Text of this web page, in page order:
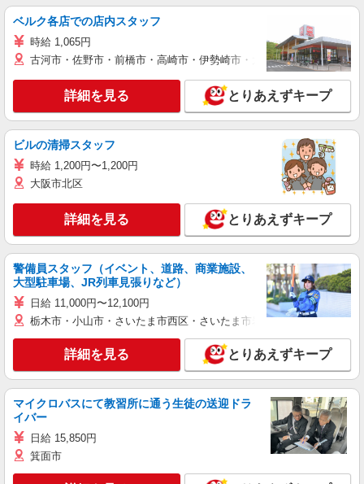
ベルク各店での店内スタッフ
時給 1,065円
古河市・佐野市・前橋市・高崎市・伊勢崎市・太田市・館林市・藤
詳細を見る とりあえずキープ
ビルの清掃スタッフ
時給 1,200円〜1,200円
大阪市北区
詳細を見る とりあえずキープ
警備員スタッフ（イベント、道路、商業施設、
大型駐車場、JR列車見張りなど）
日給 11,000円〜12,100円
栃木市・小山市・さいたま市西区・さいたま市岩槻区・久喜市・蓮田
詳細を見る とりあえずキープ
マイクロバスにて教習所に通う生徒の送迎ドラ
イバー
日給 15,850円
箕面市